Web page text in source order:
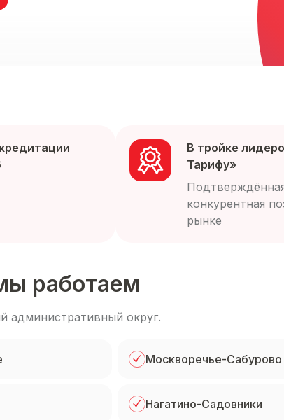
В тройке
Тарифу»
конкурентная
рынке
работаем
административный округ.
Москворечье-Сабурово
Нагатино-Садовники